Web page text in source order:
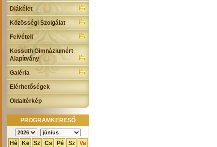
Diákélet
Közösségi Szolgálat
Felvételi
Kossuth Gimnáziumért
Alapítvány
Galéria
Elérhetőségek
Oldaltérkép
PROGRAMKERESŐ
Hé Ke Sz Cs Pé Sz
Va